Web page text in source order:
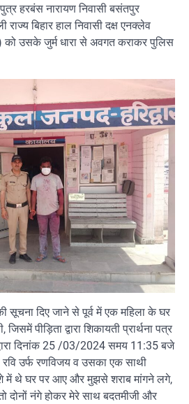
हरबंस नारायण निवासी बसंतपुर
राज्य बिहार हाल निवासी दक्ष एनक्लेव
को उसके जुर्म धारा से अवगत कराकर पुलिस
सूचना दिए जाने से पूर्व में एक महिला के घर
पीड़िता द्वारा शिकायती प्रार्थना पत्र
दिनांक 25 /03/2024 समय 11:35 बजे
उर्फ रणविजय व उसका एक साथी
में थे घर पर आए और मुझसे शराब मांगने लगे,
दोनों नंगे होकर मेरे साथ बदतमीजी और